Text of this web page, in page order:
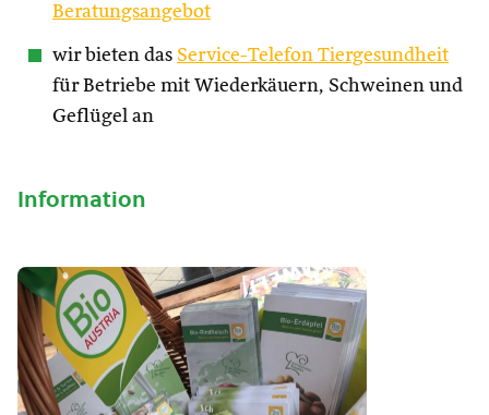
Beratungsangebot
wir bieten das Service-Telefon Tiergesundheit
für Betriebe mit Wiederkäuern, Schweinen und
Geflügel an
Information